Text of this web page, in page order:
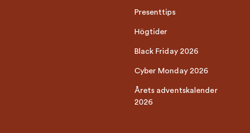
Presenttips
Högtider
Black Friday 2026
Cyber Monday 2026
Årets adventskalender
2026